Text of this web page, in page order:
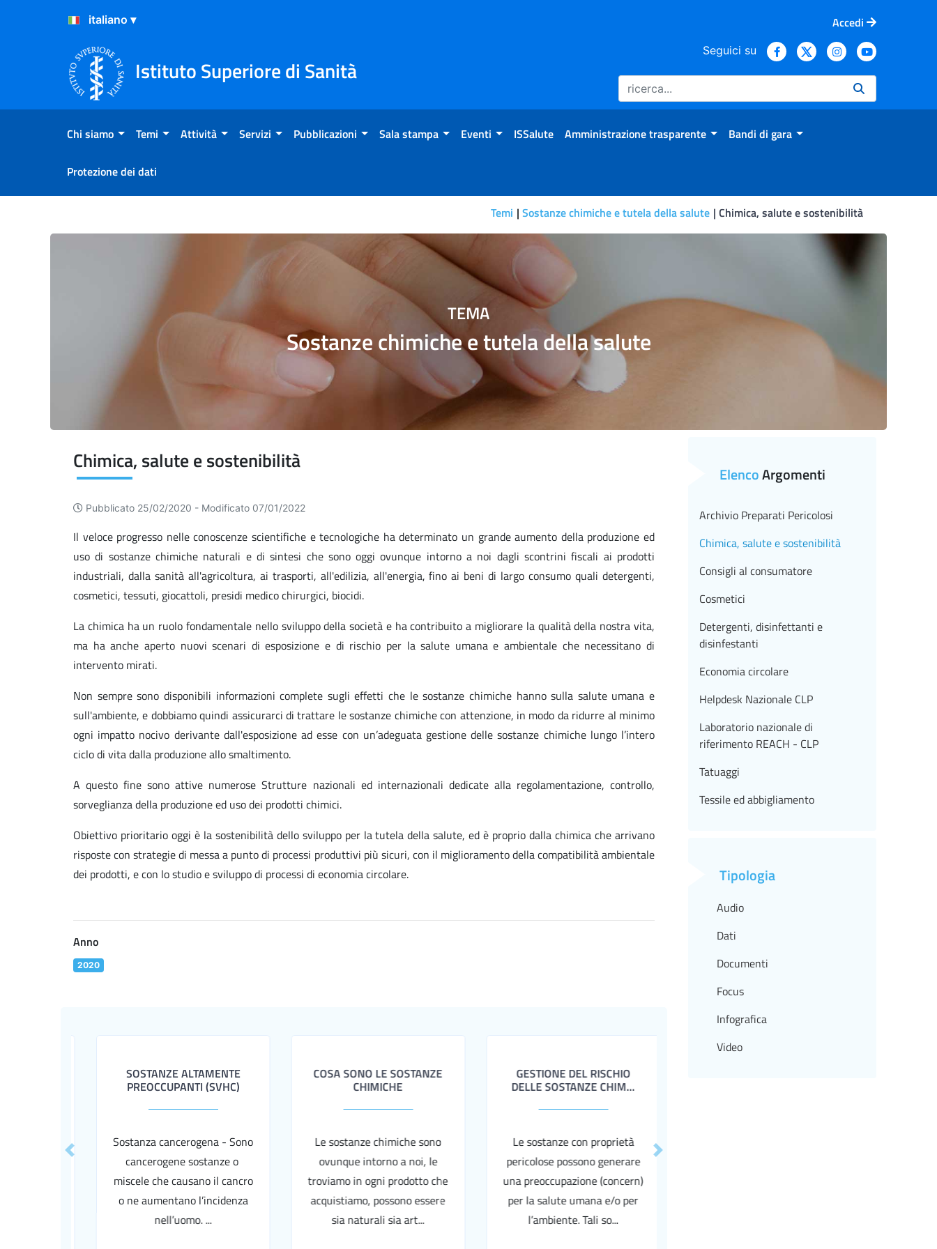
Salta al Contenuto
Salta al Footer
Accedi
Istituto Superiore di Sanità
Seguici su
Chi siamo Temi Attività Servizi Pubblicazioni Sala stampa Eventi ISSalute Amministrazione trasparente Bandi di gara
Protezione dei dati
Temi Sostanze chimiche e tutela della salute Chimica, salute e sostenibilità
Chimica, salute e sostenibilità
TEMA
Sostanze chimiche e tutela della salute
Chimica, salute e sostenibilità
Pubblicato 25/02/2020 - Modificato 07/01/2022
Il veloce progresso nelle conoscenze scientifiche e tecnologiche ha determinato un grande aumento della produzione ed
uso di sostanze chimiche naturali e di sintesi che sono oggi ovunque intorno a noi dagli scontrini fiscali ai prodotti
industriali, dalla sanità all'agricoltura, ai trasporti, all'edilizia, all'energia, fino ai beni di largo consumo quali detergenti,
cosmetici, tessuti, giocattoli, presidi medico chirurgici, biocidi.
La chimica ha un ruolo fondamentale nello sviluppo della società e ha contribuito a migliorare la qualità della nostra vita,
ma ha anche aperto nuovi scenari di esposizione e di rischio per la salute umana e ambientale che necessitano di
intervento mirati.
Non sempre sono disponibili informazioni complete sugli effetti che le sostanze chimiche hanno sulla salute umana e
sull'ambiente, e dobbiamo quindi assicurarci di trattare le sostanze chimiche con attenzione, in modo da ridurre al minimo
ogni impatto nocivo derivante dall'esposizione ad esse con un’adeguata gestione delle sostanze chimiche lungo l’intero
ciclo di vita dalla produzione allo smaltimento.
A questo fine sono attive numerose Strutture nazionali ed internazionali dedicate alla regolamentazione, controllo,
sorveglianza della produzione ed uso dei prodotti chimici.
Obiettivo prioritario oggi è la sostenibilità dello sviluppo per la tutela della salute, ed è proprio dalla chimica che arrivano
risposte con strategie di messa a punto di processi produttivi più sicuri, con il miglioramento della compatibilità ambientale
dei prodotti, e con lo studio e sviluppo di processi di economia circolare.
Anno
2020
SOSTANZE ALTAMENTE
PREOCCUPANTI (SVHC)
Sostanza cancerogena - Sono
cancerogene sostanze o
miscele che causano il cancro
o ne aumentano l’incidenza
nell’uomo. ...
COSA SONO LE SOSTANZE
CHIMICHE
Le sostanze chimiche sono
ovunque intorno a noi, le
troviamo in ogni prodotto che
acquistiamo, possono essere
sia naturali sia art...
GESTIONE DEL RISCHIO
DELLE SOSTANZE CHIM...
Le sostanze con proprietà
pericolose possono generare
una preoccupazione (concern)
per la salute umana e/o per
l’ambiente. Tali so...
Previous Next
ElencoArgomenti
Archivio Preparati Pericolosi
Chimica, salute e sostenibilità
Consigli al consumatore
Cosmetici
Detergenti, disinfettanti e
disinfestanti
Economia circolare
Helpdesk Nazionale CLP
Laboratorio nazionale di
riferimento REACH - CLP
Tatuaggi
Tessile ed abbigliamento
Tipologia
Audio
Dati
Documenti
Focus
Infografica
Video